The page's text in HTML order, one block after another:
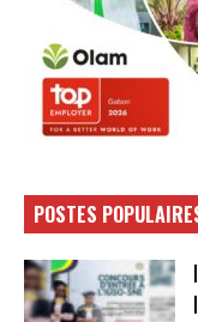
POSTES